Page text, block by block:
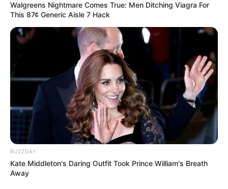
Walgreens Nightmare Comes True: Men Ditching Viagra For
This 87¢ Generic Aisle 7 Hack
BUZZDAY
Kate Middleton's Daring Outfit Took Prince William's Breath
Away